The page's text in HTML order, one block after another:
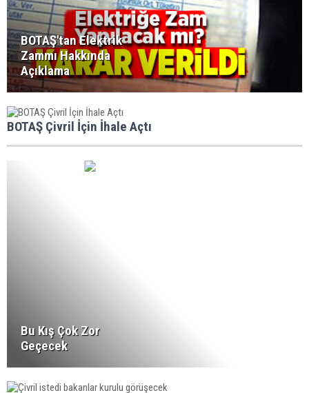
BOTAŞ'tan Elektrik
Zammı Hakkında
Açıklama
BOTAŞ Çivril İçin İhale Açtı
Bu Kış Çok Zor
Geçecek